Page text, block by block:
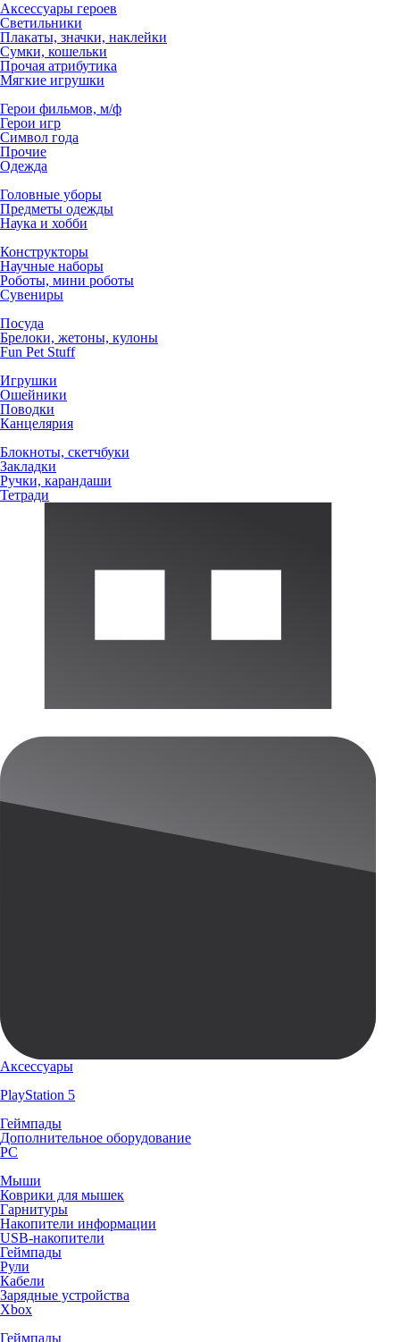
Аксессуары героев
Светильники
Плакаты, значки, наклейки
Сумки, кошельки
Прочая атрибутика
Мягкие игрушки
Герои фильмов, м/ф
Герои игр
Символ года
Прочие
Одежда
Головные уборы
Предметы одежды
Наука и хобби
Конструкторы
Научные наборы
Роботы, мини роботы
Сувениры
Посуда
Брелоки, жетоны, кулоны
Fun Pet Stuff
Игрушки
Ошейники
Поводки
Канцелярия
Блокноты, скетчбуки
Закладки
Ручки, карандаши
Тетради
Аксессуары
PlayStation 5
Геймпады
Дополнительное оборудование
PC
Мыши
Коврики для мышек
Гарнитуры
Накопители информации
USB-накопители
Геймпады
Рули
Кабели
Зарядные устройства
Xbox
Геймпады